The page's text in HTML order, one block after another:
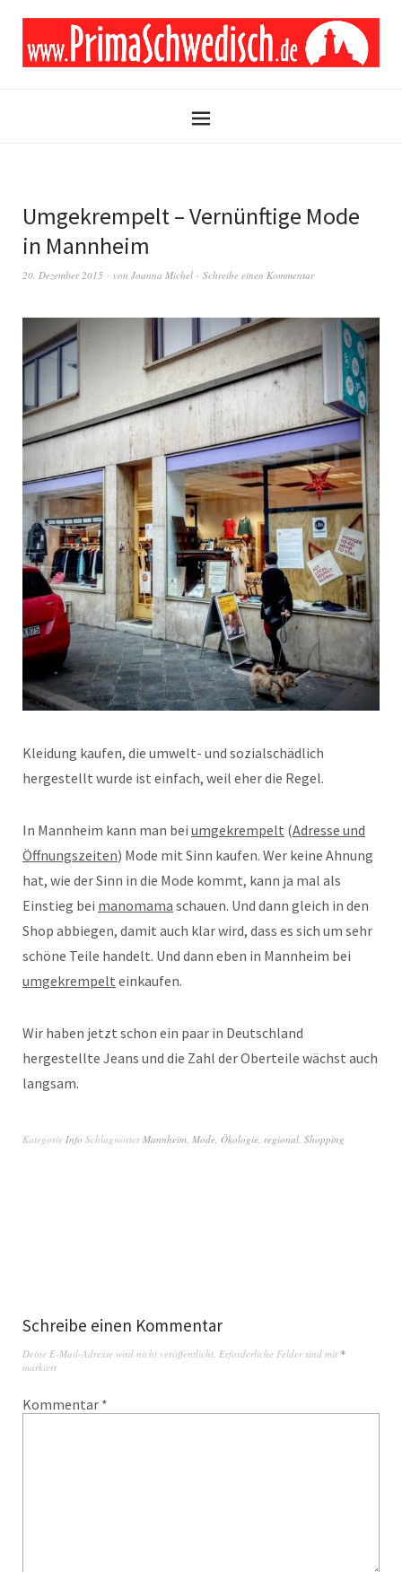
Umgekrempelt – Vernünftige Mode
in Mannheim
20. Dezember 2015 von Joanna Michel Schreibe einen Kommentar
Kleidung kaufen, die umwelt- und sozialschädlich
hergestellt wurde ist einfach, weil eher die Regel.
In Mannheim kann man bei umgekrempelt (Adresse und
Öffnungszeiten) Mode mit Sinn kaufen. Wer keine Ahnung
hat, wie der Sinn in die Mode kommt, kann ja mal als
Einstieg bei manomama schauen. Und dann gleich in den
Shop abbiegen, damit auch klar wird, dass es sich um sehr
schöne Teile handelt. Und dann eben in Mannheim bei
umgekrempelt einkaufen.
Wir haben jetzt schon ein paar in Deutschland
hergestellte Jeans und die Zahl der Oberteile wächst auch
langsam.
Kategorie Info Schlagwörter Mannheim Mode Ökologie regional Shopping
Schreibe einen Kommentar
Deine E-Mail-Adresse wird nicht veröffentlicht. Erforderliche Felder sind mit *
markiert
Kommentar *